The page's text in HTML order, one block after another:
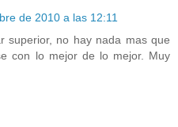
de 2010 a las 12:11
superior, no hay nada mas que
con lo mejor de lo mejor. Muy